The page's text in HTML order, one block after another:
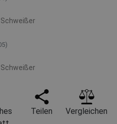
Teilen Vergleichen